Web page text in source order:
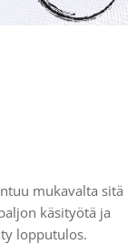
mukavalta sitä
käsityötä ja
lopputulos.